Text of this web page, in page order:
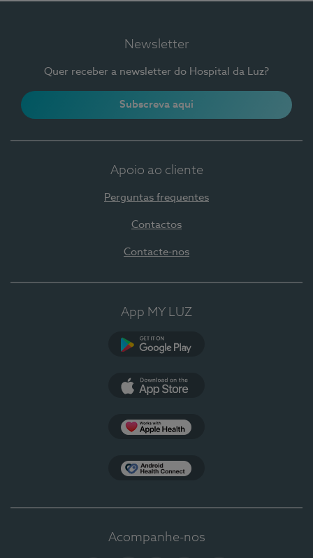
Newsletter
Quer receber a newsletter do Hospital da Luz?
Subscreva aqui
Apoio ao cliente
Perguntas frequentes
Contactos
Contacte-nos
App MY LUZ
Acompanhe-nos